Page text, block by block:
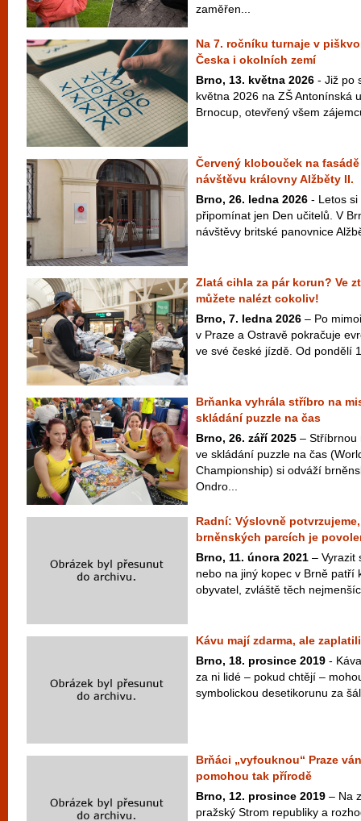
zaměřen...
Na 7. ročníku turnaje v
Česka i okolních zemí
Brno, 13. května 2026 - Již po
května 2026 na ZŠ Antonínská
Brnocup, otevřený všem
Červený klobouček na
návštěvu královny Alžběty II.
Brno, 26. ledna 2026 - Letos si
připomínat jen Den učitelů. V
návštěvy britské panovnice
Zlatá cihla za pár korun? Ve
můžete nalézt cokoliv!
Brno, 7. ledna 2026 – Po
v Praze a Ostravě pokračuje
ve své české jízdě. Od pondělí
Brňanka vyhrála stříbro na
skládání puzzle na čas
Brno, 26. září 2025 – Stříbrnou
ve skládání puzzle na čas
Championship) si odváží
Ondro...
Radní: Výslovně
brněnských parcích je
Brno, 11. února 2021 – Vyrazit
nebo na jiný kopec v Brně patří
obyvatel, zvláště těch
Kávu mají zdarma, ale
Brno, 18. prosince 2019 -
za ni lidé – pokud chtějí –
symbolickou desetikorunu za
Brňáci „vyfouknou“ Praze
pomohou tak přírodě
Brno, 12. prosince 2019 – Na
pražský Strom republiky a